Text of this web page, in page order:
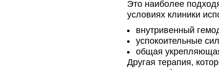
Это наиболее
условиях клиники
внутривенный
успокоительные
общая
Другая терапия,